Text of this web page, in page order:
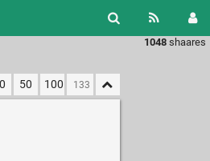
1048 shaares
50 100